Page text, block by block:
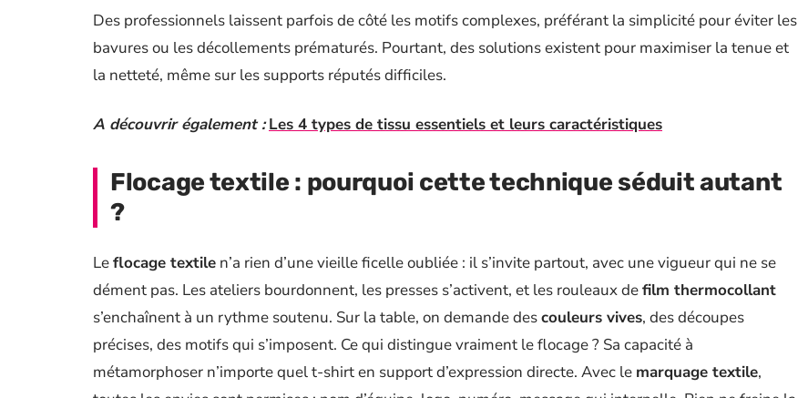
Des professionnels laissent parfois de côté les motifs complexes, préférant la simplicité pour éviter les
bavures ou les décollements prématurés. Pourtant, des solutions existent pour maximiser la tenue et
la netteté, même sur les supports réputés difficiles.
A découvrir également : Les 4 types de tissu essentiels et leurs caractéristiques
Flocage textile : pourquoi cette technique séduit autant
?
Leflocage textile n’a rien d’une vieille ficelle oubliée : il s’invite partout, avec une vigueur qui ne se
dément pas. Les ateliers bourdonnent, les presses s’activent, et les rouleaux defilm thermocollant
s’enchaînent à un rythme soutenu. Sur la table, on demande descouleurs vives, des découpes
précises, des motifs qui s’imposent. Ce qui distingue vraiment le flocage ? Sa capacité à
métamorphoser n’importe quel t-shirt en support d’expression directe. Avec le marquage textile,